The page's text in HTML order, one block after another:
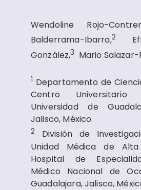
Wendoline Rojo-
Balderrama-Ibarra,2
González,3 Mario
1 Departamento de
Centro
Universidad de
Jalisco, México.
2 División de
Unidad Médica de Alta
Hospital de
Médico Nacional de
Guadalajara, Jalisco,